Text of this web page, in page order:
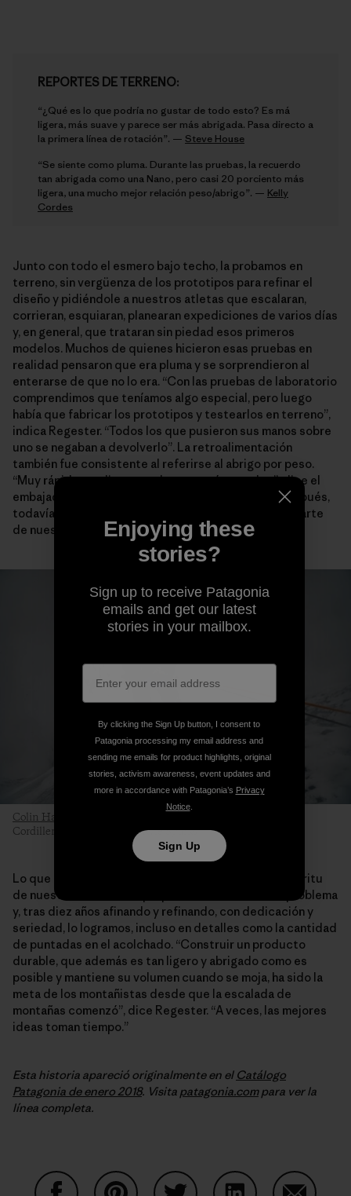
REPORTES DE TERRENO:
“¿Qué es lo que podría no gustar de todo esto? Es má
ligera, más suave y parece ser más abrigada. Pasa directo a
la primera línea de rotación”. — Steve House
“Se siente como pluma. Durante las pruebas, la recuerdo
tan abrigada como una Nano, pero casi 20 porciento más
ligera, una mucho mejor relación peso/abrigo”. — Kelly
Cordes
Junto con todo el esmero bajo techo, la probamos en
terreno, sin vergüenza de los prototipos para refinar el
diseño y pidiéndole a nuestros atletas que escalaran,
corrieran, esquiaran, planearan expediciones de varios días
y, en general, que trataran sin piedad esos primeros
modelos. Muchos de quienes hicieron esas pruebas en
realidad pensaron que era pluma y se sorprendieron al
enterarse de que no lo era. “Con las pruebas de laboratorio
comprendimos que teníamos algo especial, pero luego
había que fabricar los prototipos y testearlos en terreno”,
indica Regester. “Todos los que pusieron sus manos sobre
uno se negaban a devolverlo”. La retroalimentación
también fue consistente al referirse al abrigo por peso.
“Muy rápido me di cuenta de que teníamos algo”, dice el
embajador de escalada, Kelly Cordes. Tres años después,
todavía está en lo más alto de la rotación para gran parte
de nuestro equipo en terreno.
Colin Haley
Cordillera de Alaska. Foto: Kyle Sparks
Lo que existe ahora es una prenda que habla del espíritu
de nuestro diseño. Nos propusimos solucionar un problema
y, tras diez años afinando y refinando, con dedicación y
seriedad, lo logramos, incluso en detalles como la cantidad
de puntadas en el acolchado. “Construir un producto
durable, que además es tan ligero y abrigado como es
posible y mantiene su volumen cuando se moja, ha sido la
meta de los montañistas desde que la escalada de
montañas comenzó”, dice Regester. “A veces, las mejores
ideas toman tiempo.”
Esta historia apareció originalmente en el Catálogo
Patagonia de enero 2018. Visita patagonia.compara ver la
línea completa.
Enjoying these
stories?
Sign up to receive Patagonia
emails and get our latest
stories in your mailbox.
By clicking the Sign Up button, I consent to
Patagonia processing my email address and
sending me emails for product highlights, original
stories, activism awareness, event updates and
more in accordance with Patagonia’s Privacy
Notice.
Sign Up